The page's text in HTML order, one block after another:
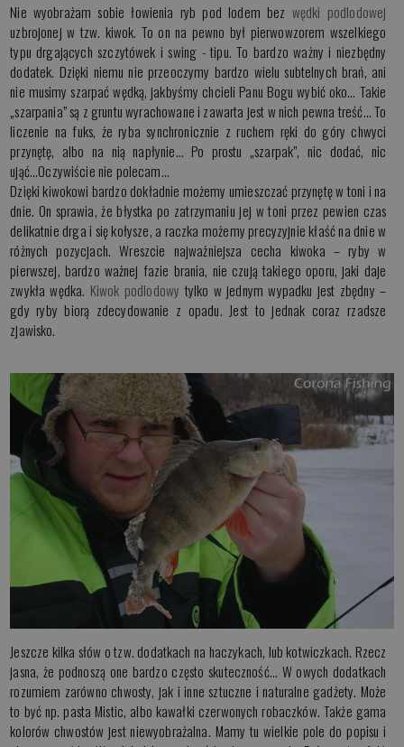
Nie wyobrażam sobie łowienia ryb pod lodem bez wędki podlodowej
uzbrojonej w tzw. kiwok. To on na pewno był pierwowzorem wszelkiego
typu drgających szczytówek i swing - tipu. To bardzo ważny i niezbędny
dodatek. Dzięki niemu nie przeoczymy bardzo wielu subtelnych brań, ani
nie musimy szarpać wędką, jakbyśmy chcieli Panu Bogu wybić oko… Takie
„szarpania” są z gruntu wyrachowane i zawarta jest w nich pewna treść… To
liczenie na fuks, że ryba synchronicznie z ruchem ręki do góry chwyci
przynętę, albo na nią napłynie… Po prostu „szarpak”, nic dodać, nic
ująć...Oczywiście nie polecam…
Dzięki kiwokowi bardzo dokładnie możemy umieszczać przynętę w toni i na
dnie. On sprawia, że błystka po zatrzymaniu jej w toni przez pewien czas
delikatnie drga i się kołysze, a raczka możemy precyzyjnie kłaść na dnie w
różnych pozycjach. Wreszcie najważniejsza cecha kiwoka – ryby w
pierwszej, bardzo ważnej fazie brania, nie czują takiego oporu, jaki daje
zwykła wędka. Kiwok podlodowy tylko w jednym wypadku jest zbędny –
gdy ryby biorą zdecydowanie z opadu. Jest to jednak coraz rzadsze
zjawisko.
Jeszcze kilka słów o tzw. dodatkach na haczykach, lub kotwiczkach. Rzecz
jasna, że podnoszą one bardzo często skuteczność… W owych dodatkach
rozumiem zarówno chwosty, jak i inne sztuczne i naturalne gadżety. Może
to być np. pasta Mistic, albo kawałki czerwonych robaczków. Także gama
kolorów chwostów jest niewyobrażalna. Mamy tu wielkie pole do popisu i